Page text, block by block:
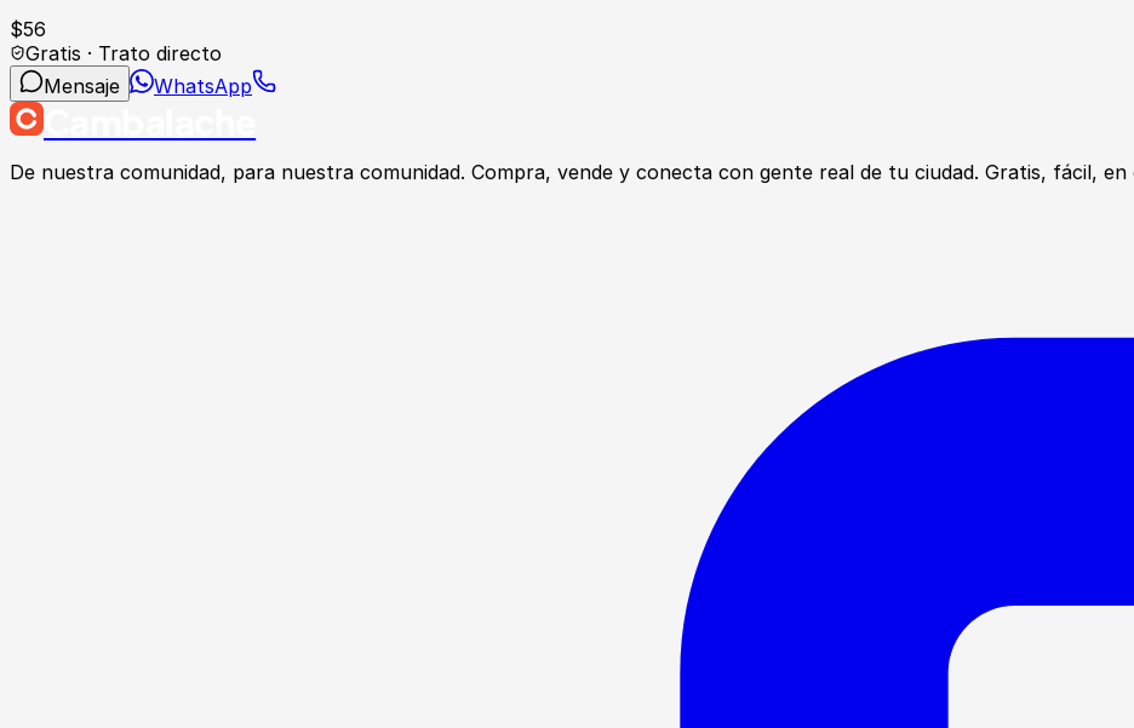
$56
Gratis · Trato directo
Mensaje
WhatsApp
De nuestra comunidad, para nuestra comunidad. Compra, vende y conecta con gente real de tu ciudad. Gratis, fácil, en